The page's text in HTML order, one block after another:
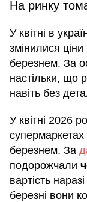
На ринку
У квітні в
змінилися
березнем. За
настільки, що
навіть без
У квітні 2026
супермаркетах
березнем. За
подорожчали
вартість
березні вони